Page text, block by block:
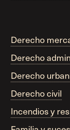
Derecho
Derecho
Derecho
Derecho civil
Incendios y